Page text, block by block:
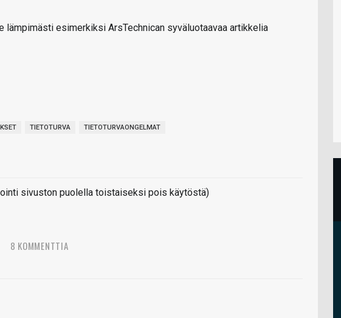
esimerkiksi ArsTechnican syväluotaavaa artikkelia
TIETOTURVA TIETOTURVAONGELMAT
sivuston puolella toistaiseksi pois käytöstä)
8 KOMMENTTIA